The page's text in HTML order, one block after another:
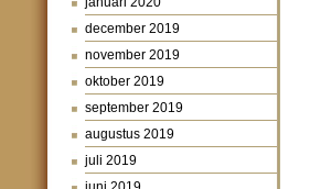
december 2019
november 2019
oktober 2019
september 2019
augustus 2019
juli 2019